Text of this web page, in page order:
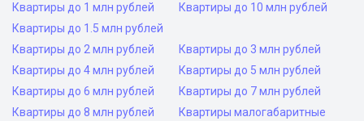
Квартиры до 1 млн рублей
Квартиры до 10 млн рублей
Квартиры до 1.5 млн рублей
Квартиры до 2 млн рублей
Квартиры до 3 млн рублей
Квартиры до 4 млн рублей
Квартиры до 5 млн рублей
Квартиры до 6 млн рублей
Квартиры до 7 млн рублей
Квартиры до 8 млн рублей
Квартиры малогабаритные